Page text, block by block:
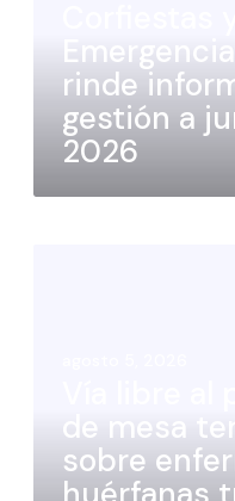
rinde
gestión a
2026
de mesa
sobre